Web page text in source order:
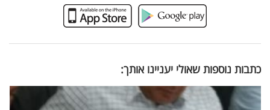
כתבות נוספות שאולי יעניינו אותך: